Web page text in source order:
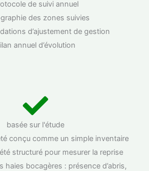
de suivi annuel
des zones suivies
d’ajustement de gestion
annuel d’évolution
basée sur l'étude
conçu comme un simple inventaire
structuré pour mesurer la reprise
haies bocagères : présence d’abris,